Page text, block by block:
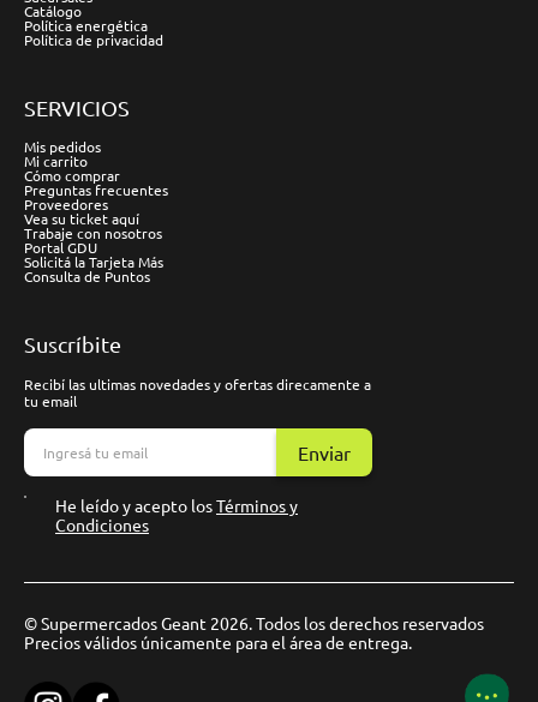
Catálogo
Política energética
Política de privacidad
SERVICIOS
Mis pedidos
Mi carrito
Cómo comprar
Preguntas frecuentes
Proveedores
Vea su ticket aquí
Trabaje con nosotros
Portal GDU
Solicitá la Tarjeta Más
Consulta de Puntos
Suscríbite
Recibí las ultimas novedades y ofertas direcamente a
tu email
Enviar
He leído y acepto losTérminos y
Condiciones
© Supermercados Geant 2026. Todos los derechos reservados
Precios válidos únicamente para el área de entrega.